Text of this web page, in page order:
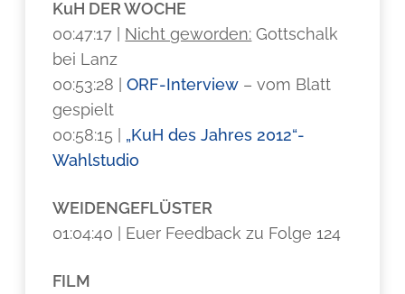
KuH DER WOCHE
00:47:17 | Nicht geworden: Gottschalk
bei Lanz
00:53:28 |ORF-Interview – vom Blatt
gespielt
00:58:15 | „KuH des Jahres 2012“-
Wahlstudio
WEIDENGEFLÜSTER
01:04:40 | Euer Feedback zu Folge 124
FILM